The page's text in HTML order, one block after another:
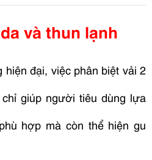
và thun lạnh
hiện đại, việc phân biệt vải 2
giúp người tiêu dùng lựa
hợp mà còn thể hiện gu